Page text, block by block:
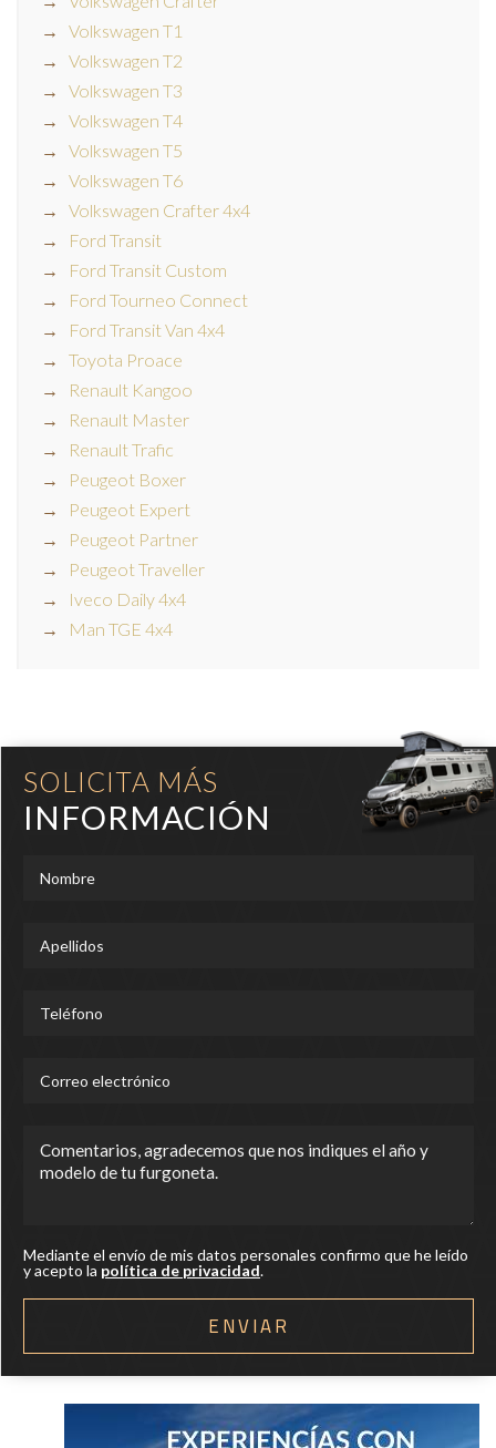
Volkswagen T1
Volkswagen T2
Volkswagen T3
Volkswagen T4
Volkswagen T5
Volkswagen T6
Volkswagen Crafter 4x4
Ford Transit
Ford Transit Custom
Ford Tourneo Connect
Ford Transit Van 4x4
Toyota Proace
Renault Kangoo
Renault Master
Renault Trafic
Peugeot Boxer
Peugeot Expert
Peugeot Partner
Peugeot Traveller
Iveco Daily 4x4
Man TGE 4x4
SOLICITA MÁS
INFORMACIÓN
Mediante el envío de mis datos personales confirmo que he leído
y acepto la política de privacidad.